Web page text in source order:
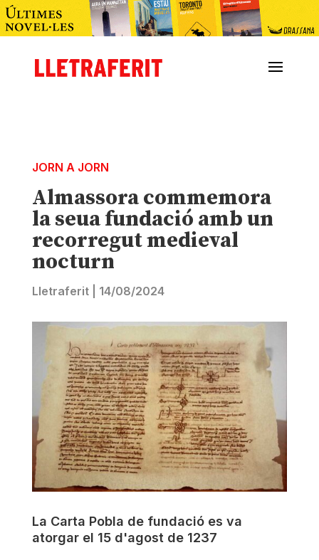
JORN A JORN
Almassora commemora
la seua fundació amb un
recorregut medieval
nocturn
Lletraferit| 14/08/2024
La Carta Pobla de fundació es va
atorgar el 15 d'agost de 1237